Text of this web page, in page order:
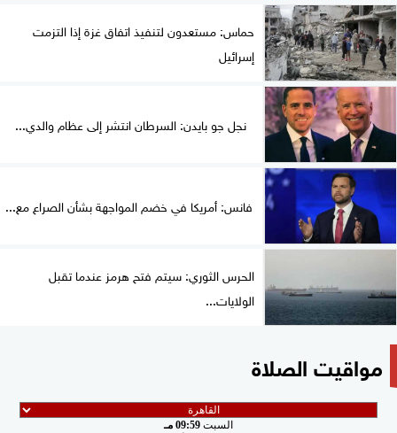
حماس: مستعدون لتنفيذ اتفاق غزة إذا التزمت
إسرائيل
نجل جو بايدن: السرطان انتشر إلى عظام والدي...
فانس: أمريكا في خضم المواجهة بشأن الصراع مع...
الحرس الثوري: سيتم فتح هرمز عندما تقبل
الولايات...
مواقيت الصلاة
السبت 09:59 مـ